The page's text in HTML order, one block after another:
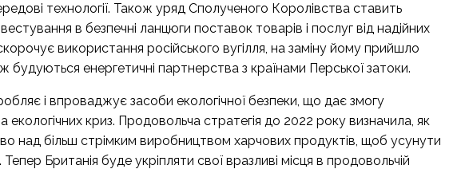
технології. Також уряд Сполученого Королівства ставить
в безпечні ланцюги поставок товарів і послуг від надійних
використання російського вугілля, на заміну йому прийшло
енергетичні партнерства з країнами Перської затоки.
і впроваджує засоби екологічної безпеки, що дає змогу
криз. Продовольча стратегія до 2022 року визначила, як
над більш стрімким виробництвом харчових продуктів, щоб усунути
Британія буде укріпляти свої вразливі місця в продовольчій